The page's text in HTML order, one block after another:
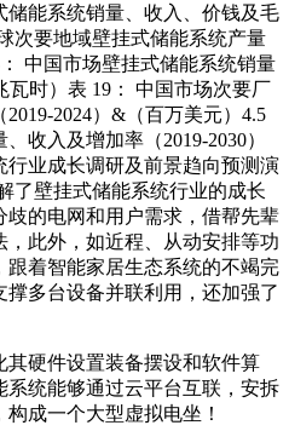
储能系统销量、收入、价钱及毛
次要地域壁挂式储能系统产量
中国市场壁挂式储能系统销量
瓦时）表 19： 中国市场次要厂
2024）&（百万美元）4.5
收入及增加率（2019-2030）
行业成长调研及前景趋向预测演
了壁挂式储能系统行业的成长
的电网和用户需求，借帮先辈
此外，如近程、从动安排等功
着智能家居生态系统的不竭完
多台设备并联利用，还加强了
硬件设置装备摆设和软件算
统能够通过云平台互联，安拆
成一个大型虚拟电坐！